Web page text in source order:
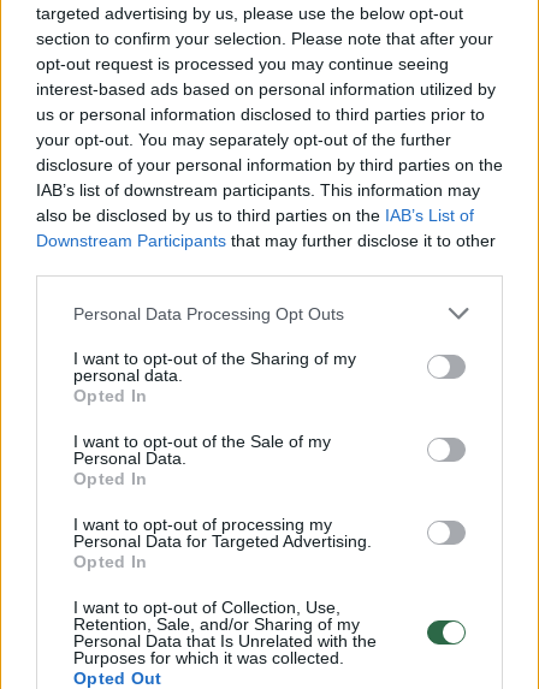
targeted advertising by us, please use the below opt-out
section to confirm your selection. Please note that after your
opt-out request is processed you may continue seeing
interest-based ads based on personal information utilized by
us or personal information disclosed to third parties prior to
your opt-out. You may separately opt-out of the further
disclosure of your personal information by third parties on the
IAB’s list of downstream participants. This information may
also be disclosed by us to third parties on the IAB’s List of
Downstream Participants that may further disclose it to other
Personal Data Processing Opt Outs
I want to opt-out of the Sharing of my
personal data.
Opted In
I want to opt-out of the Sale of my
Personal Data.
Opted In
I want to opt-out of processing my
Personal Data for Targeted Advertising.
Opted In
I want to opt-out of Collection, Use,
Retention, Sale, and/or Sharing of my
Personal Data that Is Unrelated with the
Purposes for which it was collected.
Opted Out
Taip pat, anot verslininko, iš kontrolinio akcijų
paketo valdytojos jautėsi pasipriešinimas
auditui, kuris įvertintų „Achemos“ bendrovių
veiklą.
„Derybos su pardavėjais dar neprasidėjo, nes
jos pateikė pasiūlymą parduoti, aš priėmiau
auditą, patikrinant kaip bendrovės veikia, kas
vyksta. Tačiau tokio leidimo negavau. Buvo
pasakyta, pirma, kad informacijos nėra, tada,
kad kaip akcininkas turėčiau turėti, o
galiausiai, jog ji užslaptinta“, – sakė A.
akcininkai, gavo tokią informaciją“, – pridūrė